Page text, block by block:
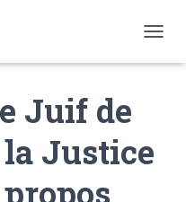
O
N
A
Juif de
Justice